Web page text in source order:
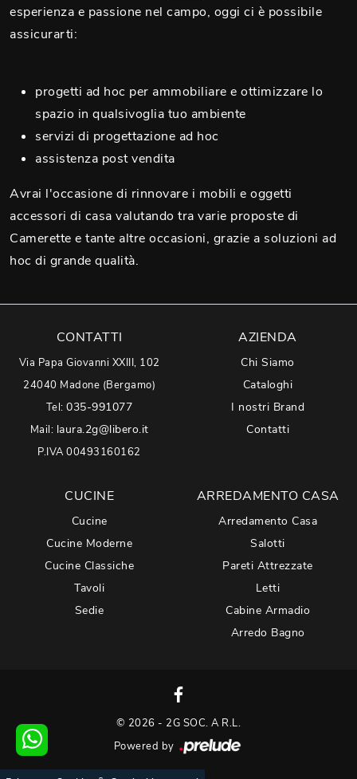
esperienza e passione nel campo, oggi ci è possibile
assicurarti:
progetti ad hoc per ammobiliare e ottimizzare lo
spazio in qualsivoglia tuo ambiente
servizi di progettazione ad hoc
assistenza post vendita
Avrai l'occasione di rinnovare i mobili e oggetti
accessori di casa valutando tra varie proposte di
Camerette e tante altre occasioni, grazie a soluzioni ad
hoc di grande qualità.
CONTATTI
Via Papa Giovanni XXIII, 102
24040 Madone (Bergamo)
Tel:035-991077
Mail: laura.2g@libero.it
P.IVA 00493160162
AZIENDA
Chi Siamo
Cataloghi
I nostri Brand
Contatti
CUCINE
Cucine
Cucine Moderne
Cucine Classiche
Tavoli
Sedie
ARREDAMENTO CASA
Arredamento Casa
Salotti
Pareti Attrezzate
Letti
Cabine Armadio
Arredo Bagno
© 2026 - 2G SOC. A R.L.
Powered by